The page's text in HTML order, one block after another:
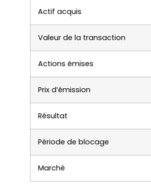
Actif acquis
Valeur de la transaction
Actions émises
Prix d’émission
Résultat
Période de blocage
Marché